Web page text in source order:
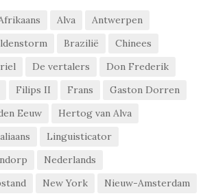
Alva
Antwerpen
Brazilië
Chinees
De vertalers
Don Frederik
Filips II Frans
Gaston Dorren
Eeuw
Hertog van Alva
Linguisticator
Nederlands
New York
Nieuw-Amsterdam